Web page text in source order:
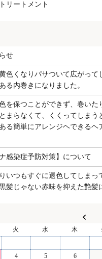
リートメント
せ
色くなりパサついて広がって
る内巻きになりました。
を保つことができず、巻いた
まらなくて、くくってしまう
る簡単にアレンジヘできるヘ
感染症予防対策】について
いつもすぐに退色してしまっ
髪じゃない赤味を抑えた艶髪
火 水 木
4 5 6